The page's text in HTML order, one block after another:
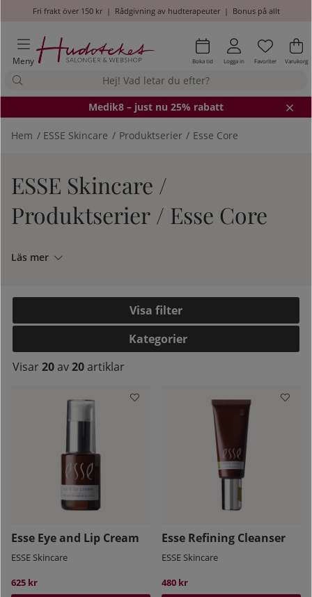
Fri frakt över 150 kr| Rådgivning av hudterapeuter| Bonus på allt
Meny Boka tid Logga in Antal i
.
Favoriter .
Varukorg
Medik8 – just nu 25% rabatt
Hem ESSE Skincare Produktserier Esse Core
ESSE Skincare /
Produktserier / Esse Core
Läs mer
Filtrera
Kategorier
Visar 20av20artiklar
Esse Eye and Lip Cream
ESSE Skincare
625 kr
Esse Refining Cleanser
ESSE Skincare
480 kr